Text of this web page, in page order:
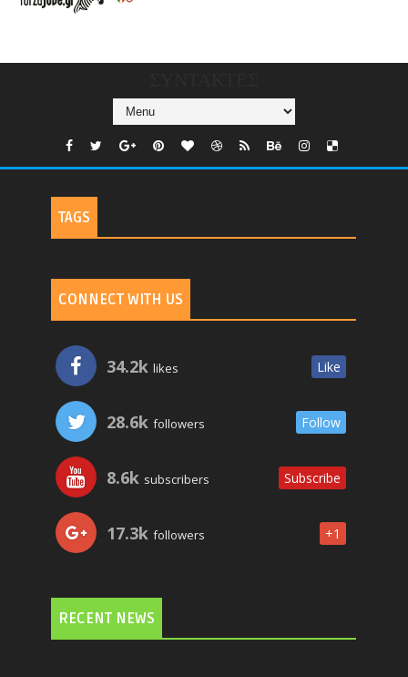
TAGS
CONNECT WITH US
34.2k likes Like
28.6k followers Follow
8.6k subscribers Subscribe
17.3k followers +1
RECENT NEWS